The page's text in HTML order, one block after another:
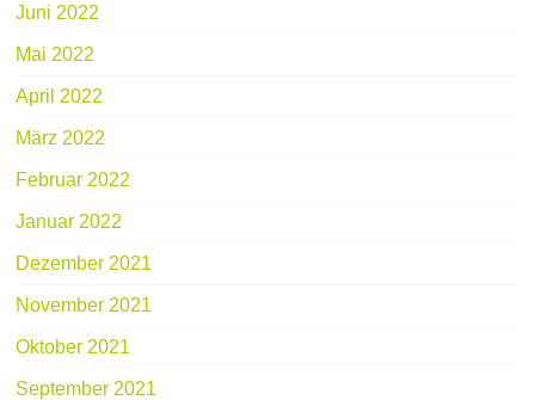
Juni 2022
Mai 2022
April 2022
März 2022
Februar 2022
Januar 2022
Dezember 2021
November 2021
Oktober 2021
September 2021